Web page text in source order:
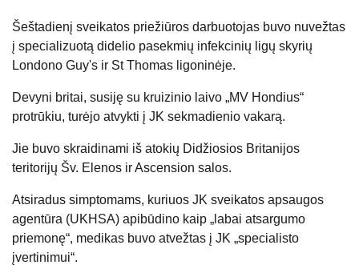
Šeštadienį sveikatos priežiūros darbuotojas buvo nuvežtas
į specializuotą didelio pasekmių infekcinių ligų skyrių
Londono Guy's ir St Thomas ligoninėje.
Devyni britai, susiję su kruizinio laivo „MV Hondius“
protrūkiu, turėjo atvykti į JK sekmadienio vakarą.
Jie buvo skraidinami iš atokių Didžiosios Britanijos
teritorijų Šv. Elenos ir Ascension salos.
Atsiradus simptomams, kuriuos JK sveikatos apsaugos
agentūra (UKHSA) apibūdino kaip „labai atsargumo
priemonę“, medikas buvo atvežtas į JK „specialisto
įvertinimui“.